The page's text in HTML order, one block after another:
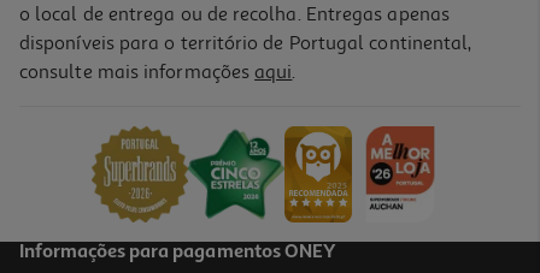
o local de entrega ou de recolha. Entregas apenas
disponíveis para o território de Portugal continental,
consulte mais informações aqui.
Informações para pagamentos ONEY